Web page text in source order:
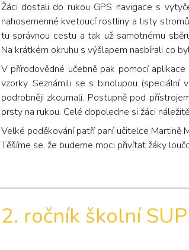
Žáci dostali do rukou GPS navigace s
nahosemenné kvetoucí rostliny a listy
tu správnou cestu a tak už samotnému
Na krátkém okruhu s výšlapem nasbírali co
V přírodovědné učebně pak pomocí
vzorky. Seznámili se s binolupou (speciální
podrobněji zkoumali. Postupně pod
prsty na rukou. Celé dopoledne si žáci
Velké poděkování patří paní učitelce Martině
Těšíme se, že budeme moci přivítat žáky
2. ročník školní